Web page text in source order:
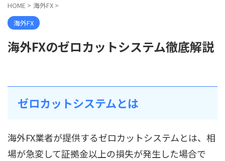
HOME > 海外FX >
海外FX
海外FXのゼロカットシステム徹底解説
ゼロカットシステムとは
海外FX業者が提供するゼロカットシステムとは、相
場が急変して証拠金以上の損失が発生した場合で